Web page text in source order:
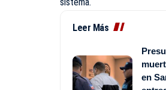
sistema.
Leer Más
en